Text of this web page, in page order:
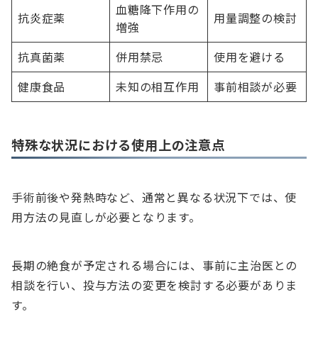
抗炎症薬
血糖降下作用の
増強
用量調整の検討
抗真菌薬 併用禁忌
使用を避ける
健康食品
未知の相互作用 事前相談が必要
特殊な状況における使用上の注意点
手術前後や発熱時など、通常と異なる状況下では、使
用方法の見直しが必要となります。
長期の絶食が予定される場合には、事前に主治医との
相談を行い、投与方法の変更を検討する必要がありま
す。